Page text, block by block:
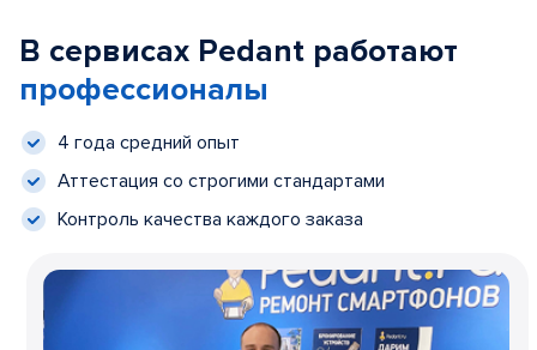
В сервисах Pedant работают
профессионалы
4 года средний опыт
Аттестация со строгими стандартами
Контроль качества каждого заказа